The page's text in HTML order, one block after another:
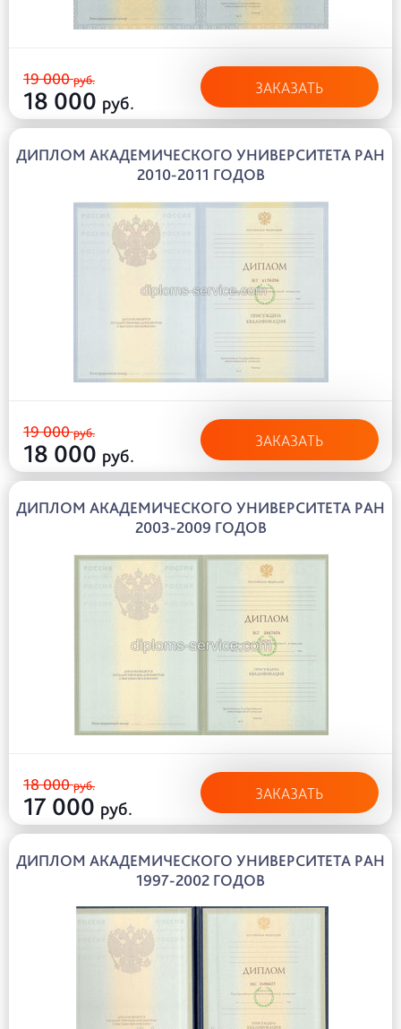
19 000руб.
18 000 руб.
ЗАКАЗАТЬ
ДИПЛОМ АКАДЕМИЧЕСКОГО УНИВЕРСИТЕТА РАН
2010-2011 ГОДОВ
19 000руб.
18 000 руб.
ЗАКАЗАТЬ
ДИПЛОМ АКАДЕМИЧЕСКОГО УНИВЕРСИТЕТА РАН
2003-2009 ГОДОВ
18 000руб.
17 000 руб.
ЗАКАЗАТЬ
ДИПЛОМ АКАДЕМИЧЕСКОГО УНИВЕРСИТЕТА РАН
1997-2002 ГОДОВ